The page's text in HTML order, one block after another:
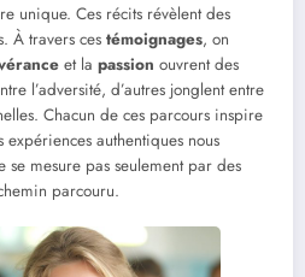
unique. Ces récits révèlent des
À travers ces témoignages, on
et la passion ouvrent des
l’adversité, d’autres jonglent entre
Chacun de ces parcours inspire
authentiques nous
se mesure pas seulement par des
parcouru.